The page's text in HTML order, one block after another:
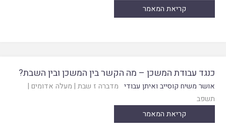
קריאת המאמר
כנגד עבודת המשכן – מה הקשר בין המשכן ובין השבת?
אושר משיח קוסייב ואיתן עבודי מדברה ז שבת | מעלה אדומים |
תשפב
קריאת המאמר